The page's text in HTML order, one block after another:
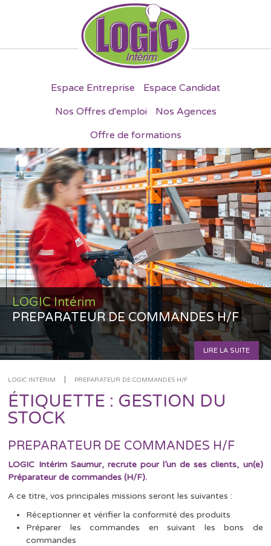
Espace Entreprise
Espace Candidat
Nos Offres d'emploi
Nos Agences
Offre de formations
LOGIC Intérim
PREPARATEUR DE COMMANDES H/F
LIRE LA SUITE
LOGIC INTÉRIM | PREPARATEUR DE COMMANDES H/F
ÉTIQUETTE : GESTION DU
STOCK
PREPARATEUR DE COMMANDES H/F
LOGIC Intérim Saumur, recrute pour l’un de ses clients, un(e)
Préparateur de commandes (H/F).
A ce titre, vos principales missions seront les suivantes :
Réceptionner et vérifier la conformité des produits
Préparer les commandes en suivant les bons de
commandes